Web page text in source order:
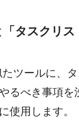
「タスクリ
ツールに、
るべき事項を
使用します。